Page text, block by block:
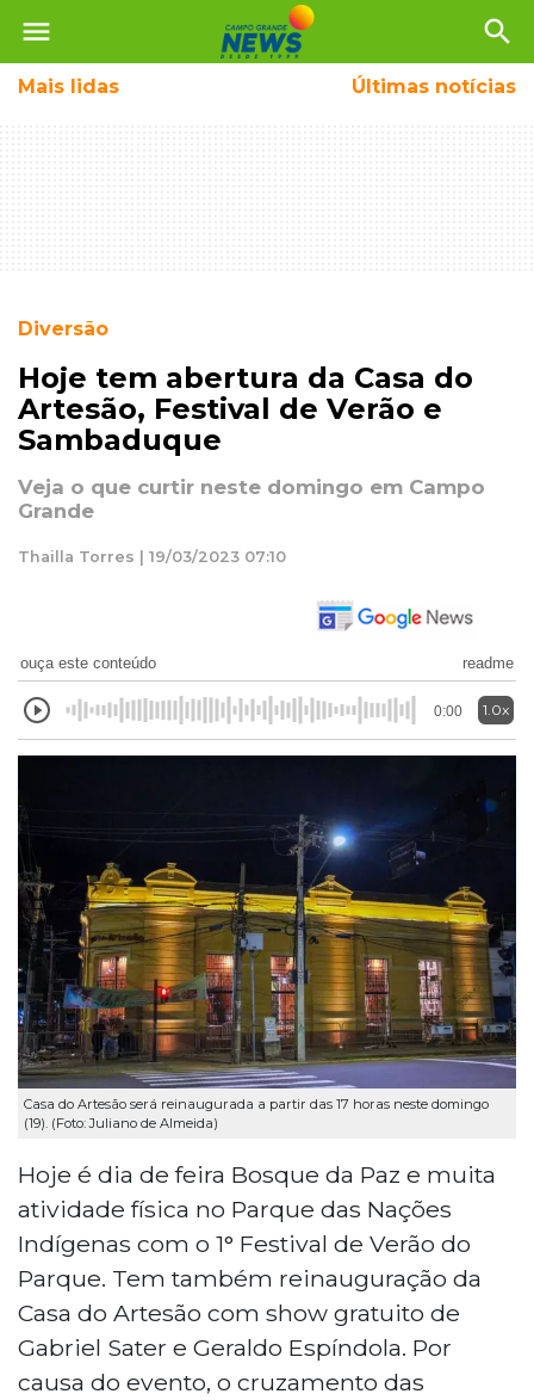
menu search
Mais lidas Últimas notícias
Diversão
Hoje tem abertura da Casa do
Artesão, Festival de Verão e
Sambaduque
Veja o que curtir neste domingo em Campo
Grande
Thailla Torres | 19/03/2023 07:10
ouça este conteúdo readme
0:00 1.0x
Casa do Artesão será reinaugurada a partir das 17 horas neste domingo
(19). (Foto: Juliano de Almeida)
Hoje é dia de feira Bosque da Paz e muita
atividade física no Parque das Nações
Indígenas com o 1° Festival de Verão do
Parque. Tem também reinauguração da
Casa do Artesão com show gratuito de
Gabriel Sater e Geraldo Espíndola. Por
causa do evento, o cruzamento das